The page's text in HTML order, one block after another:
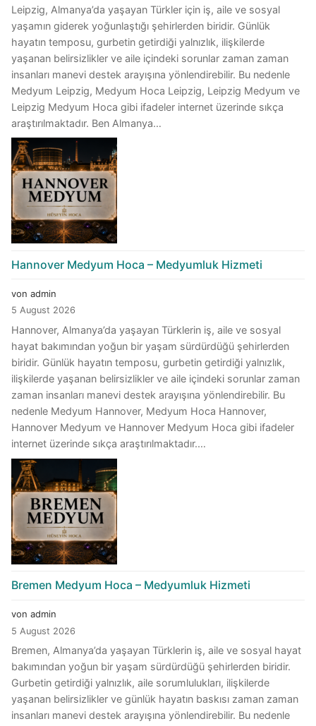
Leipzig, Almanya’da yaşayan Türkler için iş, aile ve sosyal
yaşamın giderek yoğunlaştığı şehirlerden biridir. Günlük
hayatın temposu, gurbetin getirdiği yalnızlık, ilişkilerde
yaşanan belirsizlikler ve aile içindeki sorunlar zaman zaman
insanları manevi destek arayışına yönlendirebilir. Bu nedenle
Medyum Leipzig, Medyum Hoca Leipzig, Leipzig Medyum ve
Leipzig Medyum Hoca gibi ifadeler internet üzerinde sıkça
araştırılmaktadır. Ben Almanya…
Hannover Medyum Hoca – Medyumluk Hizmeti
von admin
5 August 2026
Hannover, Almanya’da yaşayan Türklerin iş, aile ve sosyal
hayat bakımından yoğun bir yaşam sürdürdüğü şehirlerden
biridir. Günlük hayatın temposu, gurbetin getirdiği yalnızlık,
ilişkilerde yaşanan belirsizlikler ve aile içindeki sorunlar zaman
zaman insanları manevi destek arayışına yönlendirebilir. Bu
nedenle Medyum Hannover, Medyum Hoca Hannover,
Hannover Medyum ve Hannover Medyum Hoca gibi ifadeler
internet üzerinde sıkça araştırılmaktadır.…
Bremen Medyum Hoca – Medyumluk Hizmeti
von admin
5 August 2026
Bremen, Almanya’da yaşayan Türklerin iş, aile ve sosyal hayat
bakımından yoğun bir yaşam sürdürdüğü şehirlerden biridir.
Gurbetin getirdiği yalnızlık, aile sorumlulukları, ilişkilerde
yaşanan belirsizlikler ve günlük hayatın baskısı zaman zaman
insanları manevi destek arayışına yönlendirebilir. Bu nedenle